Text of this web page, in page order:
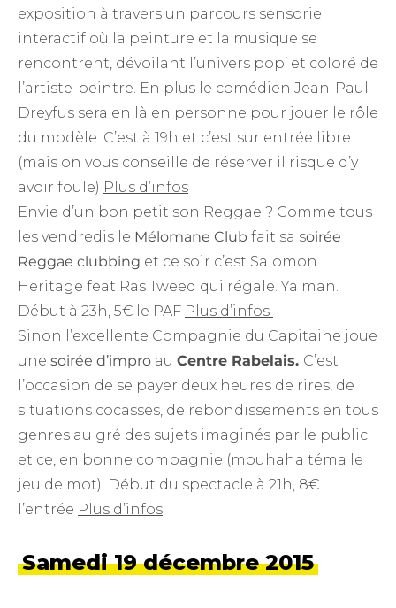
exposition à travers un parcours sensoriel
interactif où la peinture et la musique se
rencontrent, dévoilant l’univers pop’ et coloré de
l’artiste-peintre. En plus le comédien Jean-Paul
Dreyfus sera en là en personne pour jouer le rôle
du modèle. C’est à 19h et c’est sur entrée libre
(mais on vous conseille de réserver il risque d’y
avoir foule) Plus d’infos
Envie d’un bon petit son Reggae ? Comme tous
les vendredis le Mélomane Club fait sa soirée
Reggae clubbing et ce soir c’est Salomon
Heritage feat Ras Tweed qui régale. Ya man.
Début à 23h, 5€ le PAF Plus d’infos
Sinon l’excellente Compagnie du Capitaine joue
une soirée d’impro au Centre Rabelais. C’est
l’occasion de se payer deux heures de rires, de
situations cocasses, de rebondissements en tous
genres au gré des sujets imaginés par le public
et ce, en bonne compagnie (mouhaha téma le
jeu de mot). Début du spectacle à 21h, 8€
l’entrée Plus d’infos
Samedi 19 décembre 2015